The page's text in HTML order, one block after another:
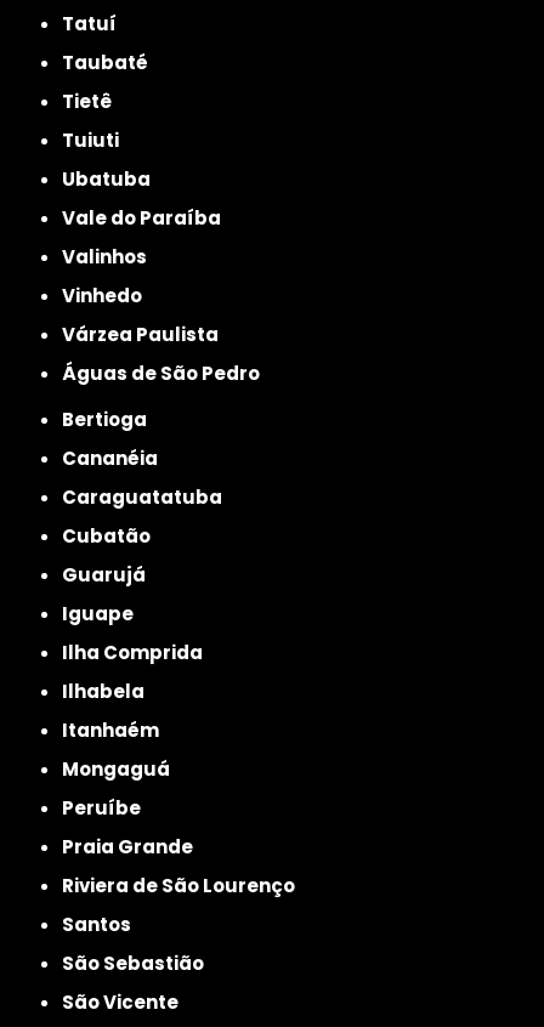
Tatuí
Taubaté
Tietê
Tuiuti
Ubatuba
Vale do Paraíba
Valinhos
Vinhedo
Várzea Paulista
Águas de São Pedro
Bertioga
Cananéia
Caraguatatuba
Cubatão
Guarujá
Iguape
Ilha Comprida
Ilhabela
Itanhaém
Mongaguá
Peruíbe
Praia Grande
Riviera de São Lourenço
Santos
São Sebastião
São Vicente